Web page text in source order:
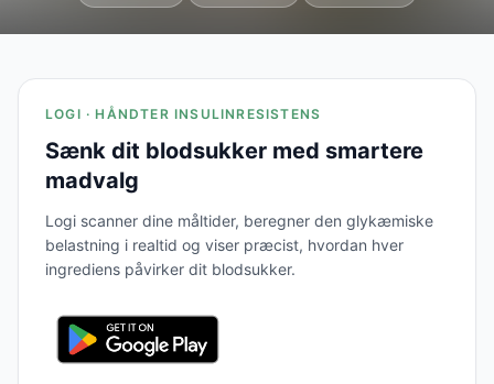
LOGI · HÅNDTER INSULINRESISTENS
Sænk dit blodsukker med smartere
madvalg
Logi scanner dine måltider, beregner den glykæmiske
belastning i realtid og viser præcist, hvordan hver
ingrediens påvirker dit blodsukker.